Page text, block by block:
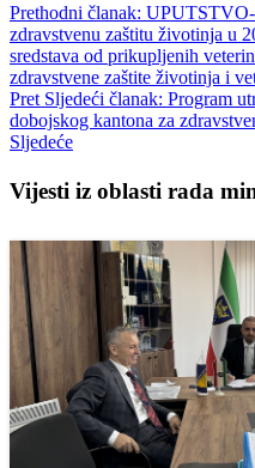
Prethodni članak: UPUTSTVO-
zdravstvenu zaštitu životinja u
sredstava od prikupljenih
zdravstvene zaštite životinja i
Pret Sljedeći članak: Program
dobojskog kantona za
Sljedeće
Vijesti iz oblasti rada